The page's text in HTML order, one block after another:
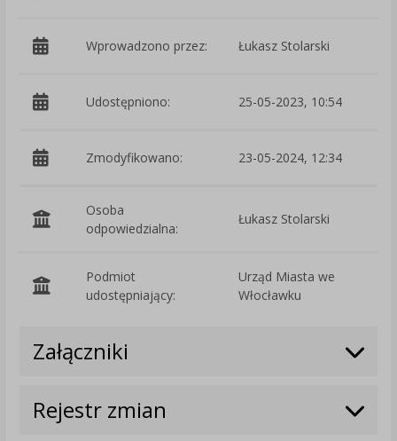
Wprowadzono przez: Łukasz Stolarski
Udostępniono: 25-05-2023, 10:54
Zmodyfikowano: 23-05-2024, 12:34
Osoba
odpowiedzialna:
Łukasz Stolarski
Podmiot
udostępniający:
Urząd Miasta we
Włocławku
Załączniki
Rejestr zmian